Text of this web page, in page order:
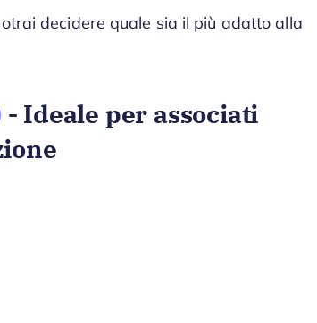
decidere quale sia il più adatto alla
- Ideale per associati